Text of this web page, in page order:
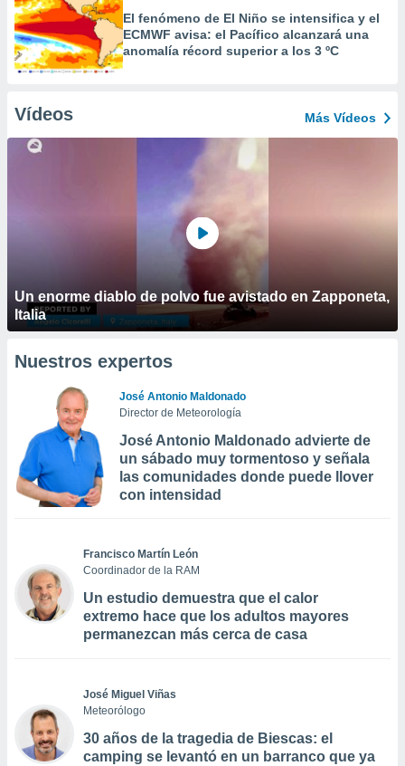
El fenómeno de El Niño se intensifica y el
ECMWF avisa: el Pacífico alcanzará una
anomalía récord superior a los 3 ºC
Vídeos Más Vídeos
Un enorme diablo de polvo fue avistado en Zapponeta,
Italia
Nuestros expertos
José Antonio Maldonado
Director de Meteorología
José Antonio Maldonado advierte de
un sábado muy tormentoso y señala
las comunidades donde puede llover
con intensidad
Francisco Martín León
Coordinador de la RAM
Un estudio demuestra que el calor
extremo hace que los adultos mayores
permanezcan más cerca de casa
José Miguel Viñas
Meteorólogo
30 años de la tragedia de Biescas: el
camping se levantó en un barranco que ya